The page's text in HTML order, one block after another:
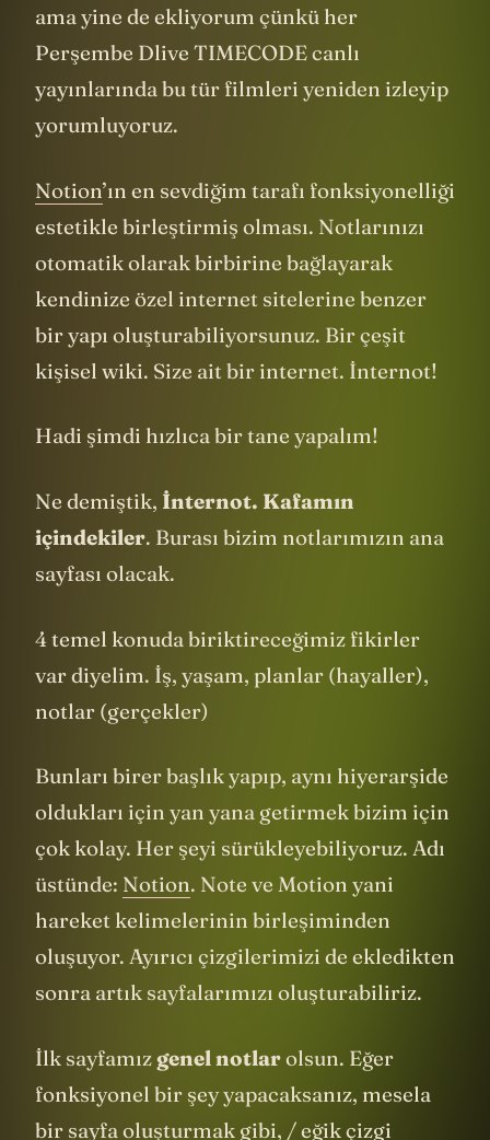
ama yine de ekliyorum çünkü her
Perşembe Dlive TIMECODE canlı
yayınlarında bu tür filmleri yeniden izleyip
yorumluyoruz.
Notion’ın en sevdiğim tarafı fonksiyonelliği
estetikle birleştirmiş olması. Notlarınızı
otomatik olarak birbirine bağlayarak
kendinize özel internet sitelerine benzer
bir yapı oluşturabiliyorsunuz. Bir çeşit
kişisel wiki. Size ait bir internet. İnternot!
Hadi şimdi hızlıca bir tane yapalım!
Ne demiştik, İnternot. Kafamın
içindekiler. Burası bizim notlarımızın ana
sayfası olacak.
4 temel konuda biriktireceğimiz fikirler
var diyelim. İş, yaşam, planlar (hayaller),
notlar (gerçekler)
Bunları birer başlık yapıp, aynı hiyerarşide
oldukları için yan yana getirmek bizim için
çok kolay. Her şeyi sürükleyebiliyoruz. Adı
üstünde: Notion. Note ve Motion yani
hareket kelimelerinin birleşiminden
oluşuyor. Ayırıcı çizgilerimizi de ekledikten
sonra artık sayfalarımızı oluşturabiliriz.
İlk sayfamızgenel notlarolsun. Eğer
fonksiyonel bir şey yapacaksanız, mesela
bir sayfa oluşturmak gibi, / eğik çizgi